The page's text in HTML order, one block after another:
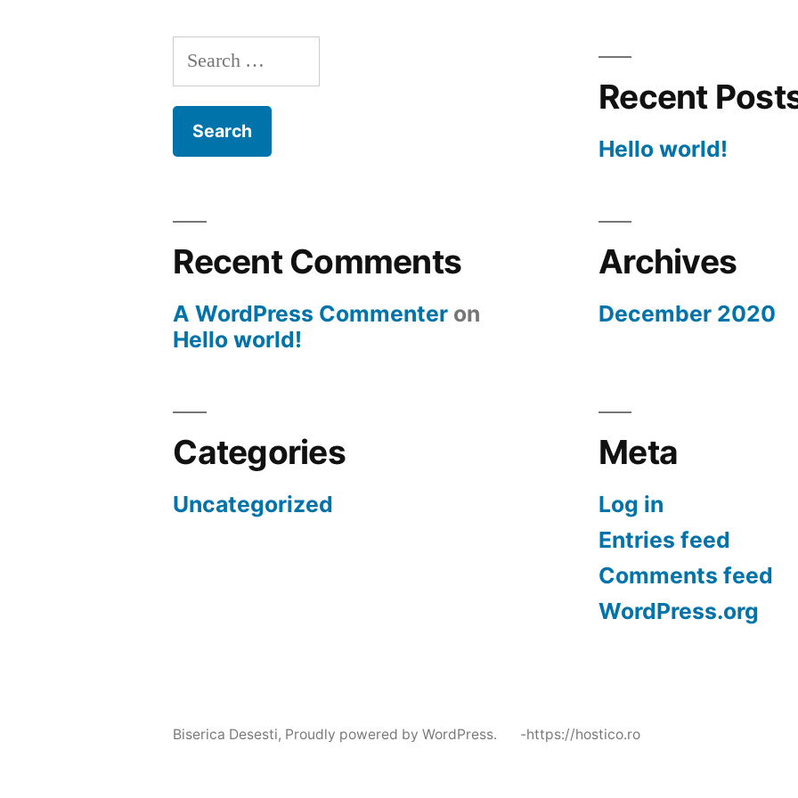
Search
for:
Recent
Hello world!
Recent Comments
A WordPress Commenter on
Hello world!
Archives
December 2020
Categories
Uncategorized
Meta
Log in
Entries feed
Comments feed
WordPress.org
Biserica Desesti, Proudly powered by WordPress. -https://hostico.ro